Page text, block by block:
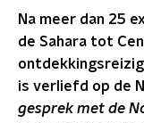
Na meer dan 25
de Sahara tot
is verliefd op de
gesprek met de